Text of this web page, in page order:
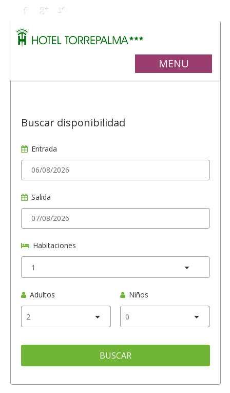
MENU
Buscar disponibilidad
Entrada
Salida
Habitaciones
Adultos Niños
BUSCAR